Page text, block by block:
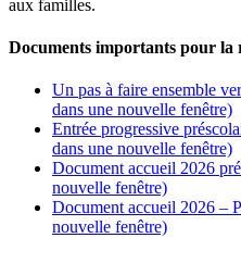
aux familles.
Documents importants pour la
Un pas à faire ensemble
dans une nouvelle fenêtre)
Entrée progressive
dans une nouvelle fenêtre)
Document accueil 2026
nouvelle fenêtre)
Document accueil 2026 –
nouvelle fenêtre)